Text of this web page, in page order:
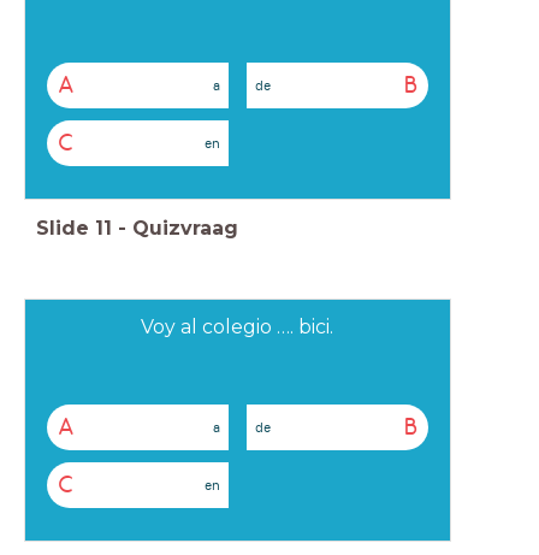
A a B
de
C en
Slide 11 - Quizvraag
Voy al colegio …. bici.
A a B
de
C en